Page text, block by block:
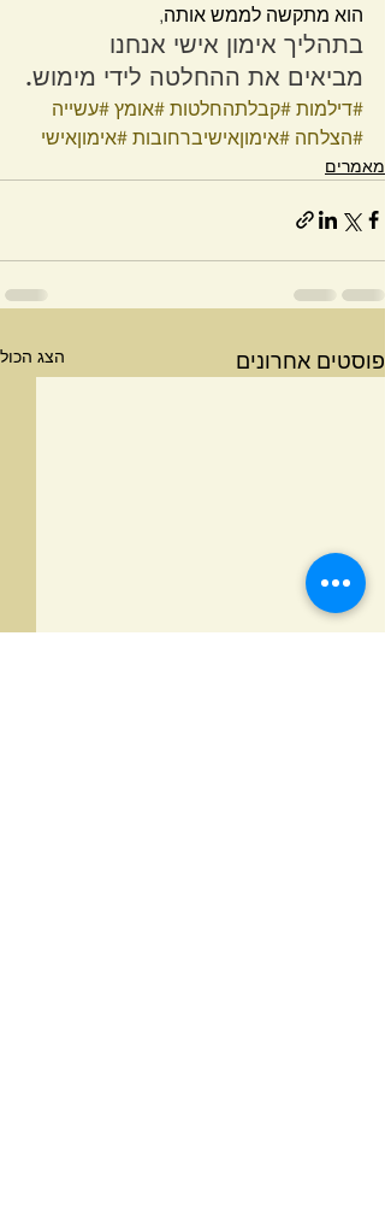
הוא מתקשה לממש אותה,
בתהליך אימון אישי אנחנו
מביאים את ההחלטה לידי מימוש.
#דילמות #קבלתהחלטות #אומץ #עשייה
#הצלחה #אימוןאישיברחובות #אימוןאישי
מאמרים
פוסטים אחרונים הצג הכול